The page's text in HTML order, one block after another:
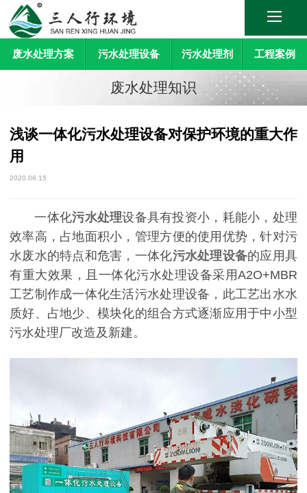
废水处理方案 污水处理设备 污水处理剂 工程案例
废水处理知识
浅谈一体化污水处理设备对保护环境的重大作
用
2020.06.15
一体化污水处理设备具有投资小，耗能小，处理
效率高，占地面积小，管理方便的使用优势，针对污
水废水的特点和危害，一体化污水处理设备的应用具
有重大效果，且一体化污水处理设备采用A2O+MBR
工艺制作成一体化生活污水处理设备，此工艺出水水
质好、占地少、模块化的组合方式逐渐应用于中小型
污水处理厂改造及新建。